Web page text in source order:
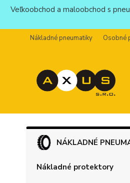
Veľkoobchod a maloobchod s
Nákladné pneumatiky Osobné
NÁKLADNÉ
Nákladné protektory